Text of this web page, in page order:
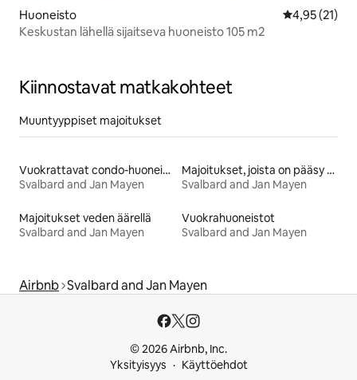
Huoneisto
4,95 (21)
Keskustan lähellä sijaitseva huoneisto 105 m2
Kiinnostavat matkakohteet
Muuntyyppiset majoitukset
Vuokrattavat condo-huoneistot
Svalbard and Jan Mayen
Majoitukset, joista on pääsy rannalle
Svalbard and Jan Mayen
Majoitukset veden äärellä
Svalbard and Jan Mayen
Vuokrahuoneistot
Svalbard and Jan Mayen
Airbnb Svalbard and Jan Mayen
© 2026 Airbnb, Inc.
Yksityisyys
Käyttöehdot